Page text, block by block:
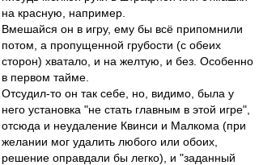
на красную, например.
Вмешайся он в игру, ему бы всё припомнили
потом, а пропущенной грубости (с обеих
сторон) хватало, и на желтую, и без. Особенно
в первом тайме.
Отсудил-то он так себе, но, видимо, была у
него установка "не стать главным в этой игре",
отсюда и неудаление Квинси и Малкома (при
желании мог удалить любого или обоих,
решение оправдали бы легко), и "заданный